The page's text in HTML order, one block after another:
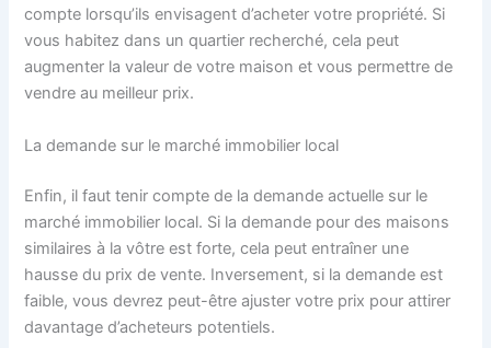
compte lorsqu’ils envisagent d’acheter votre propriété. Si
vous habitez dans un quartier recherché, cela peut
augmenter la valeur de votre maison et vous permettre de
vendre au meilleur prix.
La demande sur le marché immobilier local
Enfin, il faut tenir compte de la demande actuelle sur le
marché immobilier local. Si la demande pour des maisons
similaires à la vôtre est forte, cela peut entraîner une
hausse du prix de vente. Inversement, si la demande est
faible, vous devrez peut-être ajuster votre prix pour attirer
davantage d’acheteurs potentiels.